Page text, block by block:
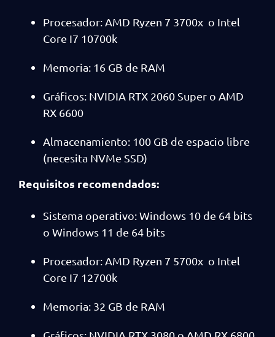
Procesador: AMD Ryzen 7 3700x o Intel
Core I7 10700k
Memoria: 16 GB de RAM
Gráficos: NVIDIA RTX 2060 Super o AMD
RX 6600
Almacenamiento: 100 GB de espacio libre
(necesita NVMe SSD)
Requisitos recomendados:
Sistema operativo: Windows 10 de 64 bits
o Windows 11 de 64 bits
Procesador: AMD Ryzen 7 5700x o Intel
Core I7 12700k
Memoria: 32 GB de RAM